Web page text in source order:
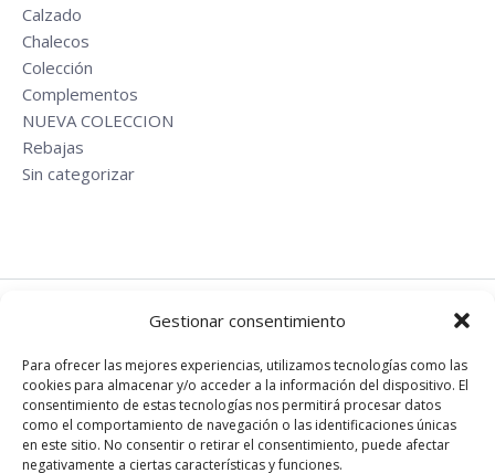
Gestionar consentimiento
Para ofrecer las mejores experiencias, utilizamos tecnologías como las
cookies para almacenar y/o acceder a la información del dispositivo. El
consentimiento de estas tecnologías nos permitirá procesar datos
como el comportamiento de navegación o las identificaciones únicas
en este sitio. No consentir o retirar el consentimiento, puede afectar
negativamente a ciertas características y funciones.
Calzado
Chalecos
Colección
Complementos
NUEVA COLECCION
Rebajas
Sin categorizar
Instagram
Facebook